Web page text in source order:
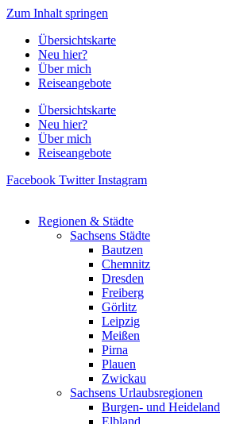
Zum Inhalt springen
Übersichtskarte
Neu hier?
Über mich
Reiseangebote
Übersichtskarte
Neu hier?
Über mich
Reiseangebote
Facebook Twitter Instagram
Regionen & Städte
Sachsens Städte
Bautzen
Chemnitz
Dresden
Freiberg
Görlitz
Leipzig
Meißen
Pirna
Plauen
Zwickau
Sachsens Urlaubsregionen
Burgen- und Heideland
Elbland